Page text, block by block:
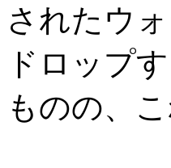
されたウ
ドロップ
ものの、